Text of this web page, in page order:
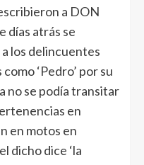
a DON
días atrás se
los delincuentes
‘Pedro’ por su
no se podía transitar
en
en motos en
dicho dice ‘la